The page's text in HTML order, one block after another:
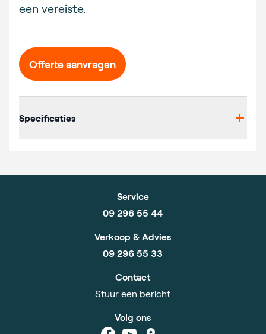
een vereiste.
Offerte aanvragen
Specificaties
Service
09 296 55 44
Verkoop & Advies
09 296 55 33
Contact
Stuur een bericht
Volg ons